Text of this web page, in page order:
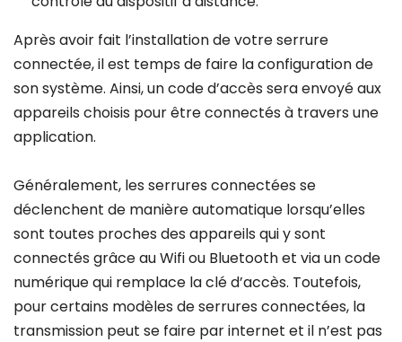
Après avoir fait l’installation de votre serrure
connectée, il est temps de faire la configuration de
son système. Ainsi, un code d’accès sera envoyé aux
appareils choisis pour être connectés à travers une
application.
Généralement, les serrures connectées se
déclenchent de manière automatique lorsqu’elles
sont toutes proches des appareils qui y sont
connectés grâce au Wifi ou Bluetooth et via un code
numérique qui remplace la clé d’accès. Toutefois,
pour certains modèles de serrures connectées, la
transmission peut se faire par internet et il n’est pas